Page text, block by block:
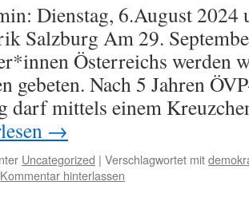
Dienstag, 6.August
Salzburg Am 29.
Österreichs werden
gebeten. Nach 5 Jahren
darf mittels einem
→
Uncategorized | Verschlagwortet mit
Kommentar hinterlassen